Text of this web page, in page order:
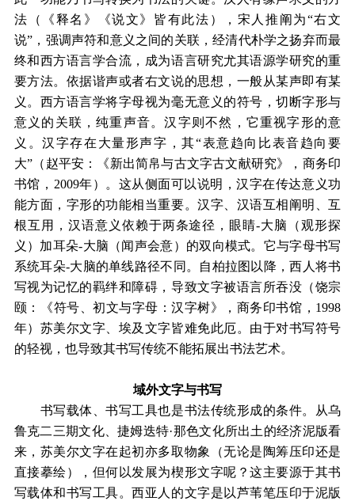
法（《释名》《说文》皆有此法），宋人推阐为“右文
说”，强调声符和意义之间的关联，经清代朴学之扬弃而最
终和西方语言学合流，成为语言研究尤其语源学研究的重
要方法。依据谐声或者右文说的思想，一般从某声即有某
义。西方语言学将字母视为毫无意义的符号，切断字形与
意义的关联，纯重声音。汉字则不然，它重视字形的意
义。汉字存在大量形声字，其“表意趋向比表音趋向要
大”（赵平安：《新出简帛与古文字古文献研究》，商务印
书馆，2009年）。这从侧面可以说明，汉字在传达意义功
能方面，字形的功能相当重要。汉字、汉语互相阐明、互
根互用，汉语意义依赖于两条途径，眼睛-大脑（观形探
义）加耳朵-大脑（闻声会意）的双向模式。它与字母书写
系统耳朵-大脑的单线路径不同。自柏拉图以降，西人将书
写视为记忆的羁绊和障碍，导致文字被语言所吞没（饶宗
颐：《符号、初文与字母：汉字树》，商务印书馆，1998
年）苏美尔文字、埃及文字皆难免此厄。由于对书写符号
的轻视，也导致其书写传统不能拓展出书法艺术。
域外文字与书写
书写载体、书写工具也是书法传统形成的条件。从乌
鲁克二三期文化、捷姆迭特·那色文化所出土的经济泥版看
来，苏美尔文字在起初亦多取物象（无论是陶筹压印还是
直接摹绘），但何以发展为楔形文字呢？这主要源于其书
写载体和书写工具。西亚人的文字是以芦苇笔压印于泥版